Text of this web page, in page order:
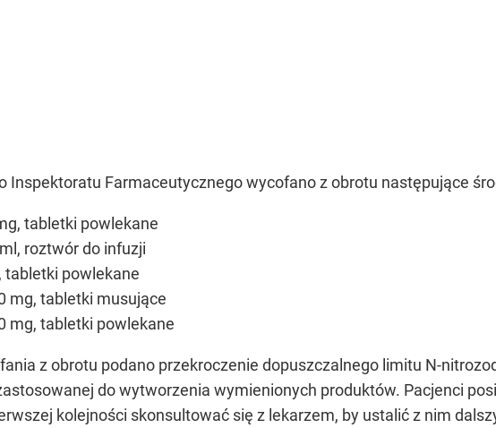
Inspektoratu Farmaceutycznego wycofano z obrotu następujące
tabletki powlekane
roztwór do infuzji
tabletki powlekane
mg, tabletki musujące
mg, tabletki powlekane
z obrotu podano przekroczenie dopuszczalnego limitu N-
do wytworzenia wymienionych produktów. Pacjenci
kolejności skonsultować się z lekarzem, by ustalić z nim